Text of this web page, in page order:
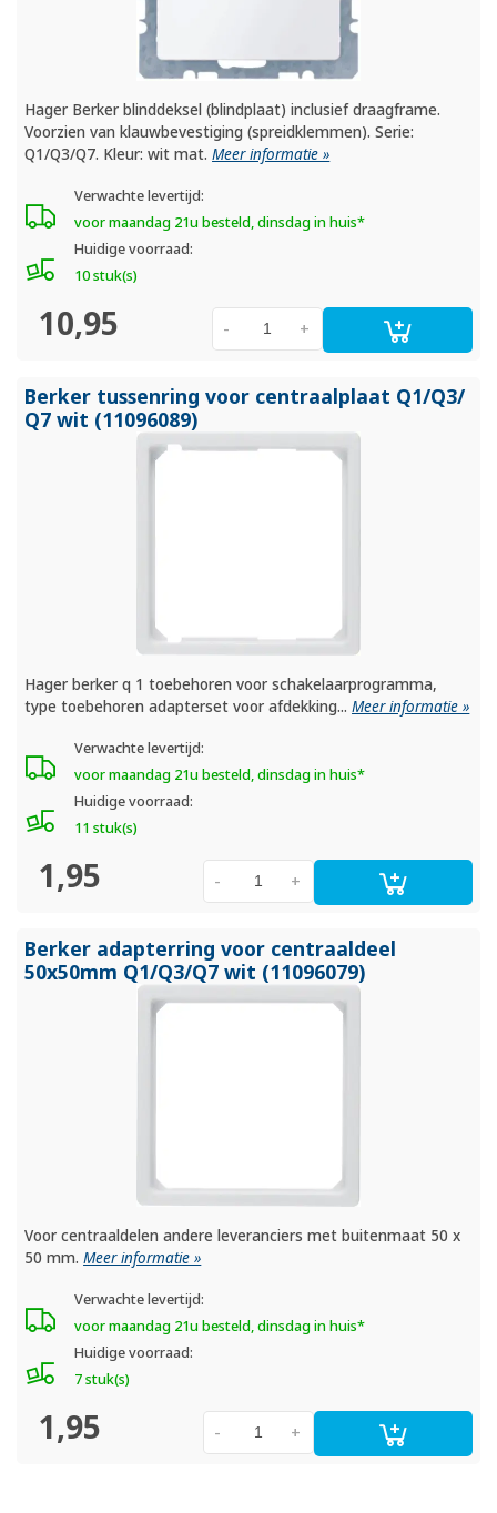
Hager Berker blinddeksel (blindplaat) inclusief draagframe.
Voorzien van klauwbevestiging (spreidklemmen). Serie:
Q1/Q3/Q7. Kleur: wit mat.Meer informatie »
Verwachte levertijd:
voor maandag 21u besteld, dinsdag in huis*
Huidige voorraad:
10 stuk(s)
10,95 +
-
Berker tussenring voor centraalplaat Q1/Q3/
Q7 wit (11096089)
Hager berker q 1 toebehoren voor schakelaarprogramma,
type toebehoren adapterset voor afdekking...Meer informatie »
Verwachte levertijd:
voor maandag 21u besteld, dinsdag in huis*
Huidige voorraad:
11 stuk(s)
1,95 +
-
Berker adapterring voor centraaldeel
50x50mm Q1/Q3/Q7 wit (11096079)
Voor centraaldelen andere leveranciers met buitenmaat 50 x
50 mm.Meer informatie »
Verwachte levertijd:
voor maandag 21u besteld, dinsdag in huis*
Huidige voorraad:
7 stuk(s)
1,95 +
-